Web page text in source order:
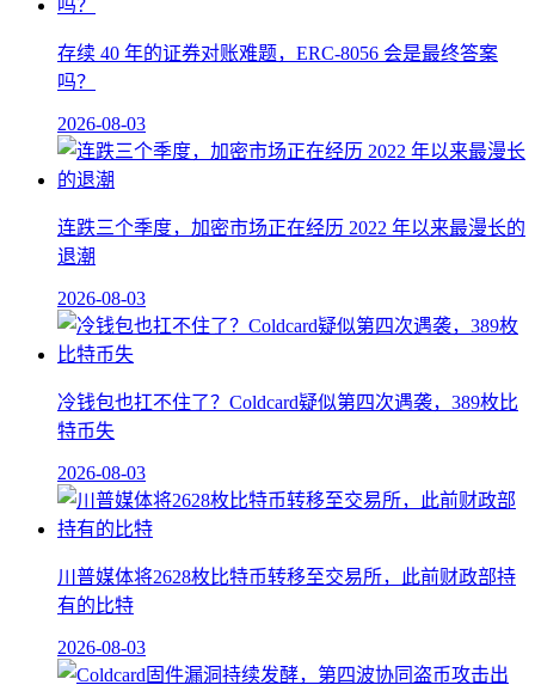
存续 40 年的证券对账难题，ERC-8056 会是最终答案
吗？
2026-08-03
连跌三个季度，加密市场正在经历 2022 年以来最漫长的
退潮
2026-08-03
冷钱包也扛不住了？Coldcard疑似第四次遇袭，389枚比
特币失
2026-08-03
川普媒体将2628枚比特币转移至交易所，此前财政部持
有的比特
2026-08-03